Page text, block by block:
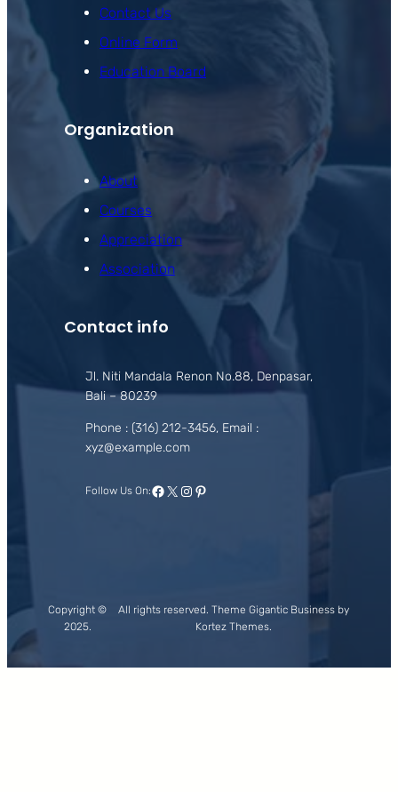
Contact Us
Online Form
Education Board
Organization
About
Courses
Appreciation
Association
Contact info
Jl. Niti Mandala Renon No.88, Denpasar,
Bali – 80239
Phone : (316) 212-3456, Email :
xyz@example.com
Follow Us On:Facebook
X Instagram
Pinterest
Copyright ©
2025.
All rights reserved. Theme Gigantic Business by
Kortez Themes.